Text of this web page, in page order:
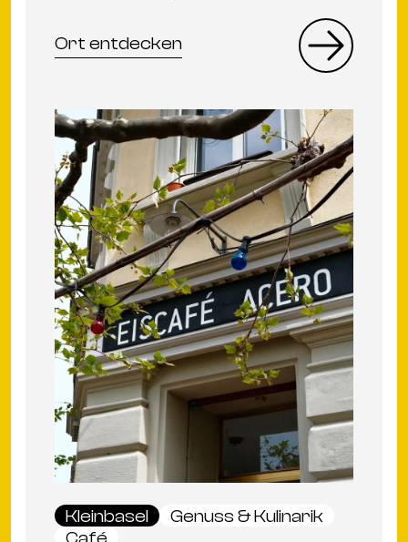
Ort entdecken
Kleinbasel
Genuss & Kulinarik